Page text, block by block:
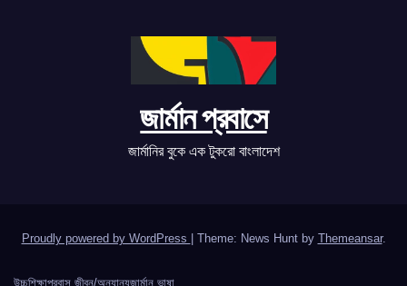
জার্মান প্রবাসে
জার্মানির বুকে এক টুকরো বাংলাদেশ
Proudly powered by WordPress Theme: News Hunt by Themeansar.
উচ্চশিক্ষাপ্রবাস জীবন/অন্যান্যজার্মান ভাষা